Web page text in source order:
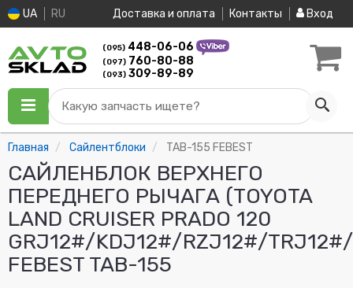
UA RU Доставка и оплата Контакты Вход
(095) 448-06-06
(097) 760-80-88
(093) 309-89-89
Какую запчасть ищете?
Главная Сайлентблоки TAB-155 FEBEST
САЙЛЕНБЛОК ВЕРХНЕГО
ПЕРЕДНЕГО РЫЧАГА (TOYOTA
LAND CRUISER PRADO 120
GRJ12#/KDJ12#/RZJ12#/
FEBEST TAB-155